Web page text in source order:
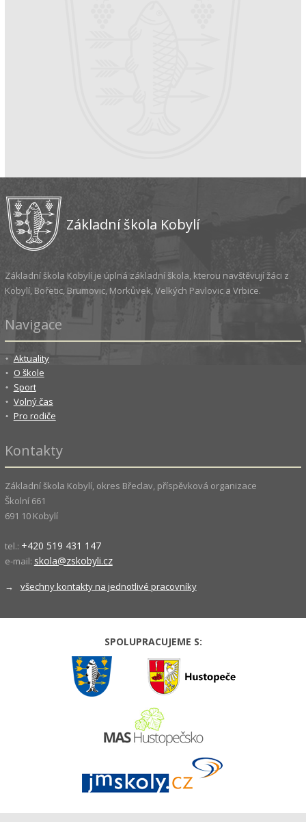
Základní škola Kobylí
Základní škola Kobylí je úplná základní škola, kterou navštěvují žáci z
Kobylí, Bořetic, Brumovic, Morkůvek, Velkých Pavlovic a Vrbice.
Navigace
Aktuality
O škole
Sport
Volný čas
Pro rodiče
Kontakty
Základní škola Kobylí, okres Břeclav, příspěvková organizace
Školní 661
691 10 Kobylí
tel.: +420 519 431 147
e-mail: skola@zskobyli.cz
→ všechny kontakty na jednotlivé pracovníky
SPOLUPRACUJEME S: